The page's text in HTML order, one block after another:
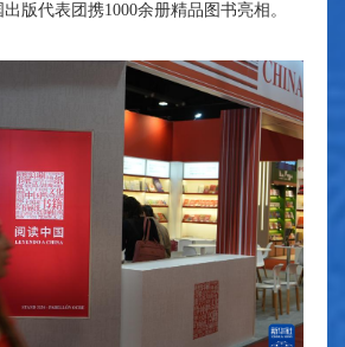
版代表团携1000余册精品图书亮相。